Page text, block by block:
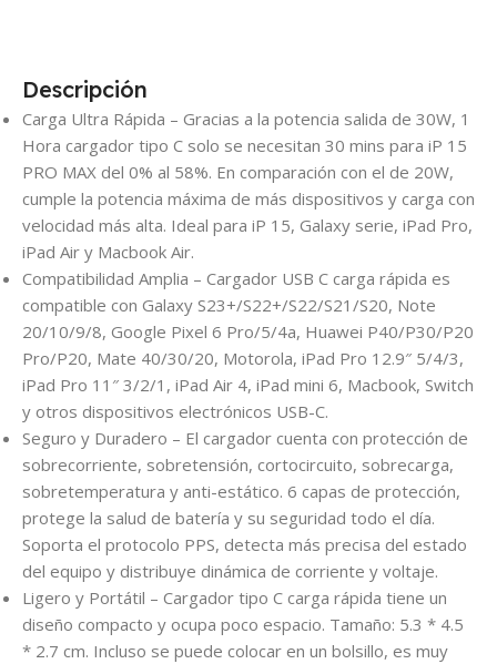
Descripción
Carga Ultra Rápida – Gracias a la potencia salida de 30W, 1
Hora cargador tipo C solo se necesitan 30 mins para iP 15
PRO MAX del 0% al 58%. En comparación con el de 20W,
cumple la potencia máxima de más dispositivos y carga con
velocidad más alta. Ideal para iP 15, Galaxy serie, iPad Pro,
iPad Air y Macbook Air.
Compatibilidad Amplia – Cargador USB C carga rápida es
compatible con Galaxy S23+/S22+/S22/S21/S20, Note
20/10/9/8, Google Pixel 6 Pro/5/4a, Huawei P40/P30/P20
Pro/P20, Mate 40/30/20, Motorola, iPad Pro 12.9″ 5/4/3,
iPad Pro 11″ 3/2/1, iPad Air 4, iPad mini 6, Macbook, Switch
y otros dispositivos electrónicos USB-C.
Seguro y Duradero – El cargador cuenta con protección de
sobrecorriente, sobretensión, cortocircuito, sobrecarga,
sobretemperatura y anti-estático. 6 capas de protección,
protege la salud de batería y su seguridad todo el día.
Soporta el protocolo PPS, detecta más precisa del estado
del equipo y distribuye dinámica de corriente y voltaje.
Ligero y Portátil – Cargador tipo C carga rápida tiene un
diseño compacto y ocupa poco espacio. Tamaño: 5.3 * 4.5
* 2.7 cm. Incluso se puede colocar en un bolsillo, es muy